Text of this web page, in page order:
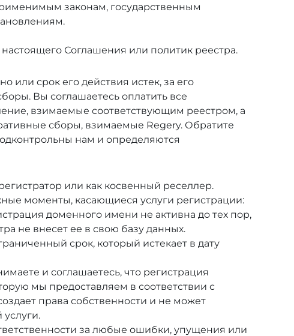
законам, государственным
Соглашения или политик реестра.
или срок его действия истек, за его
Вы соглашаетесь оплатить все
взимаемые соответствующим реестром, а
сборы, взимаемые Regery. Обратите
нам и определяются
или как косвенный реселлер.
моменты, касающиеся услуги регистрации:
доменного имени не активна до тех пор,
не внесет ее в свою базу данных.
срок, который истекает в дату
и соглашаетесь, что регистрация
мы предоставляем в соответствии с
права собственности и не может
услуги.
за любые ошибки, упущения или